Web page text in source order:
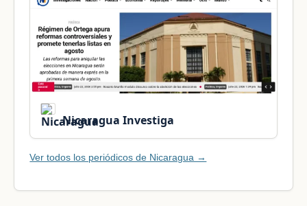
Nicaragua Investiga
Ver todos los periódicos de Nicaragua →